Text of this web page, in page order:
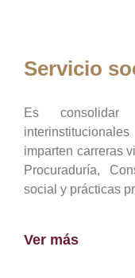
Servicio
Es
imparten carreras
Procuraduría,
social y prácticas
Ver más